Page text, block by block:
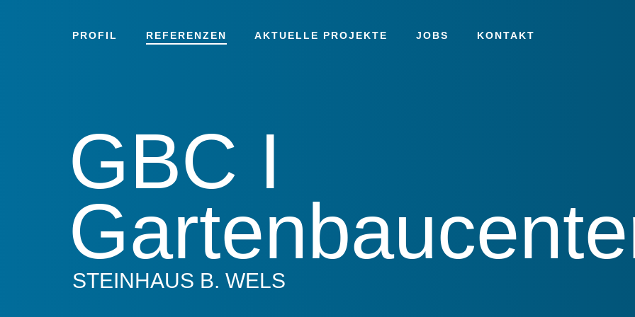
PROFIL REFERENZEN AKTUELLE PROJEKTE JOBS KONTAKT
GBC I
STEINHAUS B. WELS